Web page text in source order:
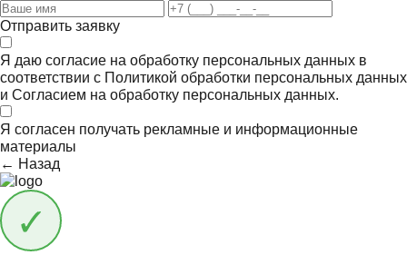
Отправить заявку
Я даю согласие на обработку персональных данных в
соответствии с Политикой обработки персональных данных
и Согласием на обработку персональных данных.
Я согласен получать рекламные и информационные
материалы
← Назад